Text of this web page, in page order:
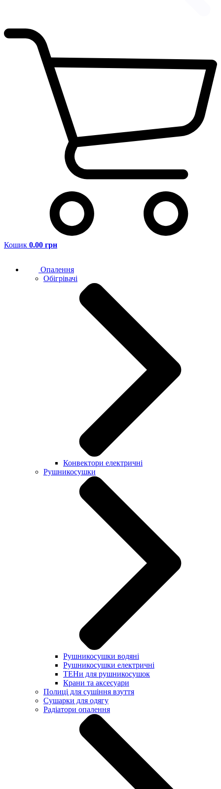
Кошик 0.00 грн
Опалення
Обігрівачі
Конвектори електричні
Рушникосушки
Рушникосушки водяні
Рушникосушки електричні
ТЕНи для рушникосушок
Крани та аксесуари
Полиці для сушіння взуття
Сушарки для одягу
Радіатори опалення